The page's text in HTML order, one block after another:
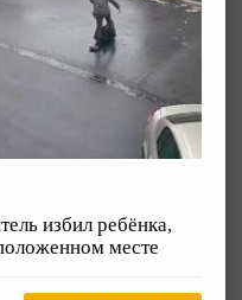
избил ребёнка,
месте